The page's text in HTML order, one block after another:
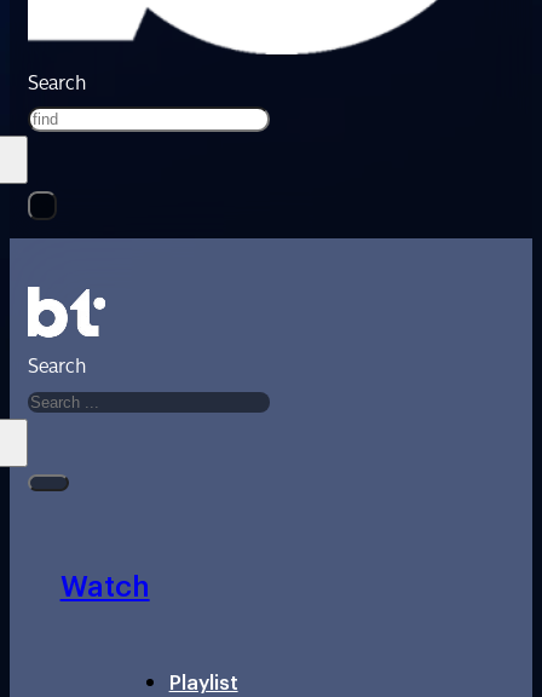
Search
Search
Watch
Playlist